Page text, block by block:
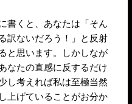
書くと、あなたは「そん
訳ないだろう！」と反射
と思います。しかしなが
なたの直感に反するだけ
し考えれば私は至極当然
上げていることがお分か